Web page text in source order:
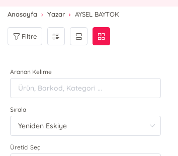
Anasayfa Yazar AYSEL BAYTOK
Filtre
Aranan Kelime
Sırala
Üretici Seç